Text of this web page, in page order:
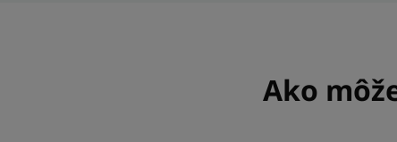
Ako